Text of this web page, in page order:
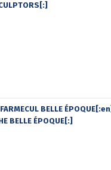
BELLE
BELLE ÉPOQUE[:]